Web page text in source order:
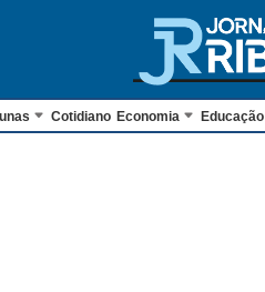
Cotidiano Economia Educação